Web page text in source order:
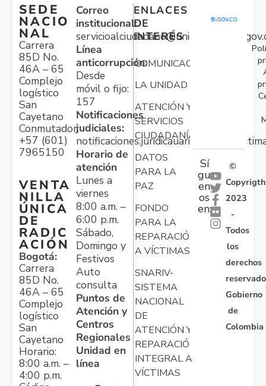
SEDE
NACIO
NAL
Carrera
85D No.
46A – 65
Complejo
logístico
San
Cayetano
Conmutador:
+57 (601)
7965150
VENTA
NILLA
ÚNICA
DE
RADIC
ACIÓN
Bogotá:
Carrera
85D No.
46A – 65
Complejo
logístico
San
Cayetano
Horario:
8:00 a.m. –
4:00 p.m.
Correo
institucional:
Línea
anticorrupción:
Desde
móvil o fijo:
157
Notificaciones
judiciales:
Horario de
atención
Lunes a
viernes
8:00 a.m. –
6:00 p.m.
Sábado,
Domingo y
Festivos
Auto
consulta
Puntos de
Atención y
Centros
Regionales
Unidad en
línea
ENLACES
DE
INTERÉS
COMUNICACIONES
LA UNIDAD
ATENCIÓN Y
SERVICIOS
CIUDADANÍA
DATOS
PARA LA
PAZ
FONDO
PARA LA
REPARACIÓN
A VÍCTIMAS
SNARIV-
SISTEMA
NACIONAL
DE
ATENCIÓN Y
REPARACIÓN
INTEGRAL A
VÍCTIMAS
Sí
gu
en
os
en:
©
Copyrigth
2023
-
Todos
los
derechos
Gobierno
de
Colombia